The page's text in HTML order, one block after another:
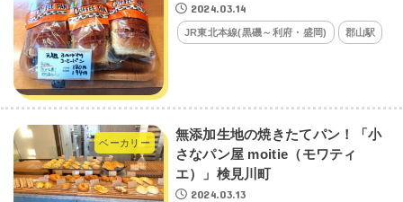
2024.03.14
JR東北本線(黒磯～利府・盛岡) 郡山駅
ベーカリー
無添加生地の焼きたてパン！「小
さなパン屋 moitie（モワティ
エ）」検見川町
2024.03.13